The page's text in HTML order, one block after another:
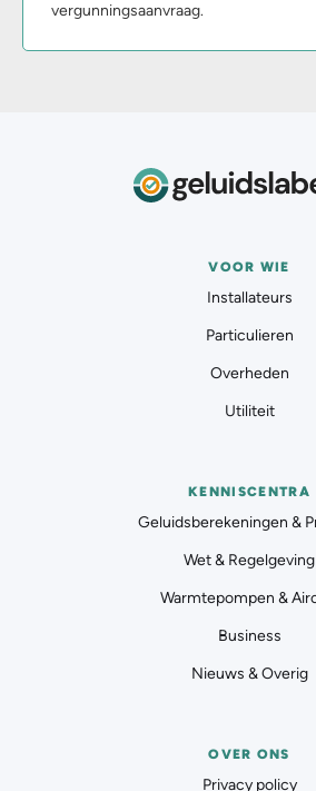
vergunningsaanvraag.
VOOR WIE
Installateurs
Particulieren
Overheden
Utiliteit
KENNISCENTRA
Geluidsberekeningen &
Wet & Regelgeving
Warmtepompen &
Business
Nieuws & Overig
OVER ONS
Privacy policy